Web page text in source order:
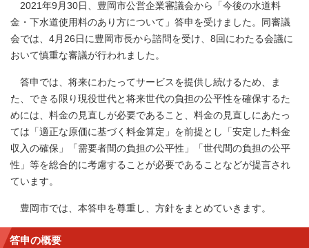
2021年9月30日、豊岡市公営企業審議会から「今後の水道料
金・下水道使用料のあり方について」答申を受けました。同審議
会では、4月26日に豊岡市長から諮問を受け、8回にわたる会議に
おいて慎重な審議が行われました。
答申では、将来にわたってサービスを提供し続けるため、ま
た、できる限り現役世代と将来世代の負担の公平性を確保するた
めには、料金の見直しが必要であること、料金の見直しにあたっ
ては「適正な原価に基づく料金算定」を前提とし「安定した料金
収入の確保」「需要者間の負担の公平性」「世代間の負担の公平
性」等を総合的に考慮することが必要であることなどが提言され
ています。
豊岡市では、本答申を尊重し、方針をまとめていきます。
答申の概要